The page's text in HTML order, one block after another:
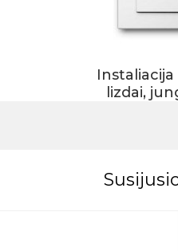
lizdai,